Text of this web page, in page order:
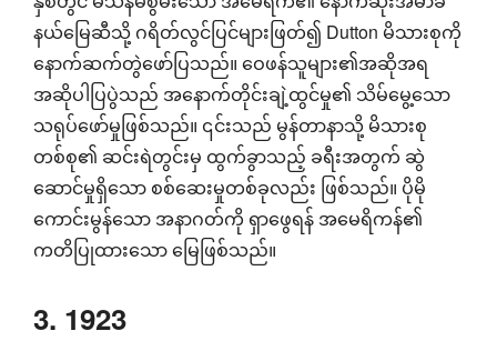
နယ်မြေဆီသို့ ဂရိတ်လွင်ပြင်များဖြတ်၍ Dutton မိသားစုကို
နောက်ဆက်တွဲဖော်ပြသည်။ ဝေဖန်သူများ၏အဆိုအရ
အဆိုပါပြပွဲသည် အနောက်တိုင်းချဲ့ထွင်မှု၏ သိမ်မွေ့သော
သရုပ်ဖော်မှုဖြစ်သည်။ ၎င်းသည် မွန်တာနာသို့ မိသားစု
တစ်စု၏ ဆင်းရဲတွင်းမှ ထွက်ခွာသည့် ခရီးအတွက် ဆွဲ
ဆောင်မှုရှိသော စစ်ဆေးမှုတစ်ခုလည်း ဖြစ်သည်။ ပိုမို
ကောင်းမွန်သော အနာဂတ်ကို ရှာဖွေရန် အမေရိကန်၏
ကတိပြုထားသော မြေဖြစ်သည်။
3. 1923